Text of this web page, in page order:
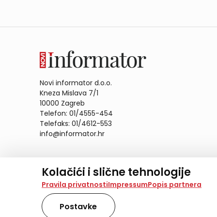
Kolačići i slične tehnologije
Na našoj web stranici koristimo kolačiće i slične
analiziramo promet na stranici te prikazujemo
također koriste ove tehnologije.
Odabirom opcije „Samo nužno“ prihvaćate samo
Pravila privatnostiImpressumPopis partnera
Postavke
Novi informator d.o.o.
Kneza Mislava 7/1
10000 Zagreb
Telefon: 01/4555-454
Telefaks: 01/4612-553
info@informator.hr